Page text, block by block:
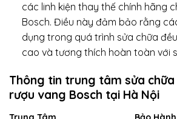
các linh kiện thay thế chính hãng
Bosch. Điều này đảm bảo rằng
dụng trong quá trình sửa chữa
cao và tương thích hoàn toàn với
Thông tin trung tâm sửa chữa
rượu vang Bosch tại Hà Nội